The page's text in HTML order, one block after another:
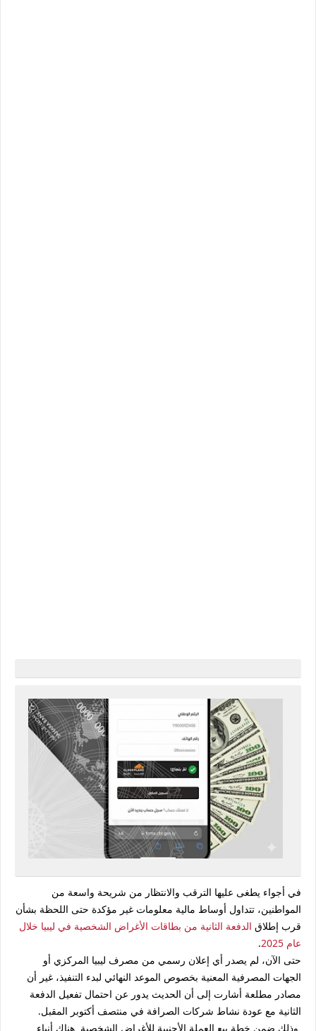
في أجواء يطغى عليها الترقب والانتظار من شريحة واسعة من
المواطنين، تتداول أوساط مالية معلومات غير مؤكدة حتى اللحظة بشأن
قرب إطلاق الدفعة الثانية من بطاقات الأغراض الشخصية في ليبيا خلال
عام 2025
.
حتى الآن، لم يصدر أي إعلان رسمي من مصرف ليبيا المركزي أو
الجهات المصرفية المعنية بخصوص الموعد النهائي لبدء التنفيذ، غير أن
مصادر مطلعة أشارت إلى أن الحديث يدور عن احتمال تفعيل الدفعة
الثانية مع عودة نشاط شركات الصرافة في منتصف أكتوبر المقبل.
وذلك ضمن خطة بيع العملة الأجنبية للأغراض الشخصية هناك أنباء